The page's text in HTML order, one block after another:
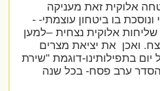
אלוקית זאת מעניקה
בו ביטחון עוצמתי- -
אלוקית נצחית –למען
ואכן את יציאת מצרים
בתפילותינו-דוגמת "שירת
ערב פסח- בכל שנה